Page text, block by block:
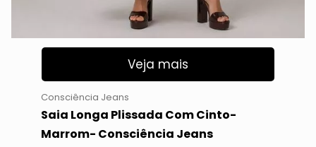
Veja mais
Consciência Jeans
Saia Longa Plissada Com Cinto-
Marrom- Consciência Jeans